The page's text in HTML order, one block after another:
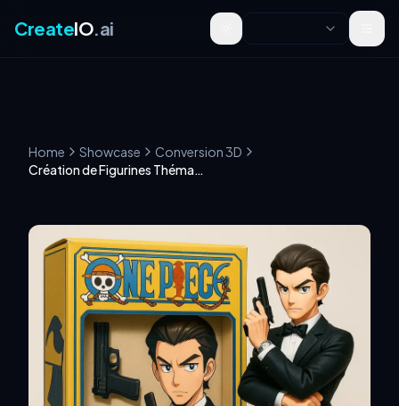
CreateIO.ai Toggle theme
Home Showcase
Conversion 3D
Création de Figurines Thématiques One Piece